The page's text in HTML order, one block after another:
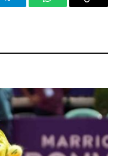
TelegramWhatsAppCopy